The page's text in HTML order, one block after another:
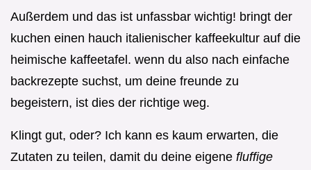
Außerdem und das ist unfassbar wichtig! bringt der
kuchen einen hauch italienischer kaffeekultur auf die
heimische kaffeetafel. wenn du also nach einfache
backrezepte suchst, um deine freunde zu
begeistern, ist dies der richtige weg.
Klingt gut, oder? Ich kann es kaum erwarten, die
Zutaten zu teilen, damit du deine eigene fluffige